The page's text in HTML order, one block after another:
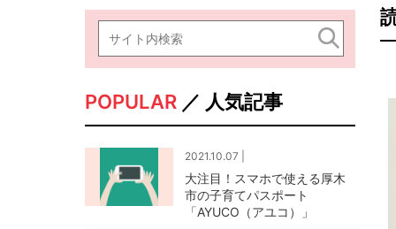
POPULAR ／ 人気記事
2021.10.07 |
大注目！スマホで使える厚木
市の子育てパスポート
「AYUCO（アユコ）」